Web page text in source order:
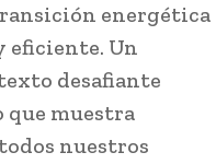
energética
eficiente. Un
desafiante
que muestra
nuestros